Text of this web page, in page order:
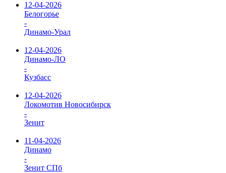
12-04-2026
Белогорье
-
Динамо-Урал
12-04-2026
Динамо-ЛО
-
Кузбасс
12-04-2026
Локомотив Новосибирск
-
Зенит
11-04-2026
Динамо
-
Зенит СПб